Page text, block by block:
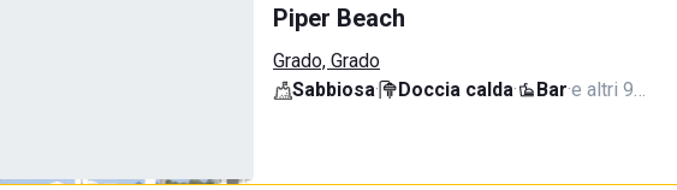
Piper Beach
Grado, Grado
Sabbiosa· Doccia calda· Bar·e altri 9…